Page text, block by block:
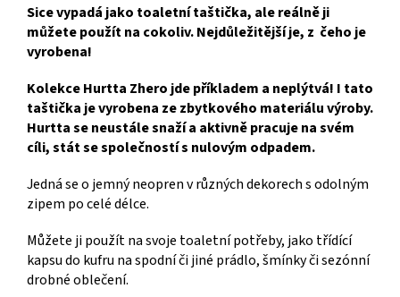
Sice vypadá jako toaletní taštička, ale reálně ji
můžete použít na cokoliv. Nejdůležitější je, z čeho je
vyrobena!
Kolekce Hurtta Zhero jde příkladem a neplýtvá! I tato
taštička je vyrobena ze zbytkového materiálu výroby.
Hurtta se neustále snaží a aktivně pracuje na svém
cíli, stát se společností s nulovým odpadem.
Jedná se o jemný neopren v různých dekorech s odolným
zipem po celé délce.
Můžete ji použít na svoje toaletní potřeby, jako třídící
kapsu do kufru na spodní či jiné prádlo, šmínky či sezónní
drobné oblečení.